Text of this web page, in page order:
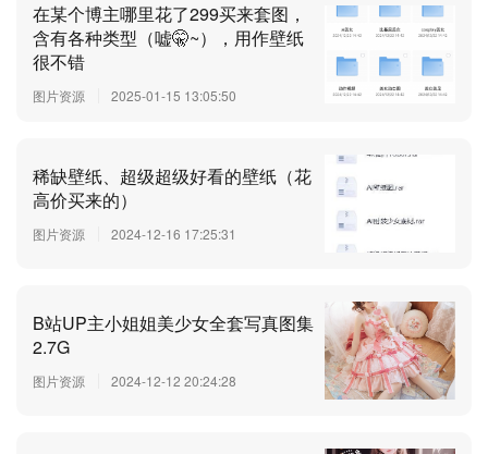
在某个博主哪里花了299买来套图，
含有各种类型（嘘🤫~），用作壁纸
很不错
图片资源 2025-01-15 13:05:50
稀缺壁纸、超级超级好看的壁纸（花
高价买来的）
图片资源 2024-12-16 17:25:31
B站UP主小姐姐美少女全套写真图集
2.7G
图片资源 2024-12-12 20:24:28